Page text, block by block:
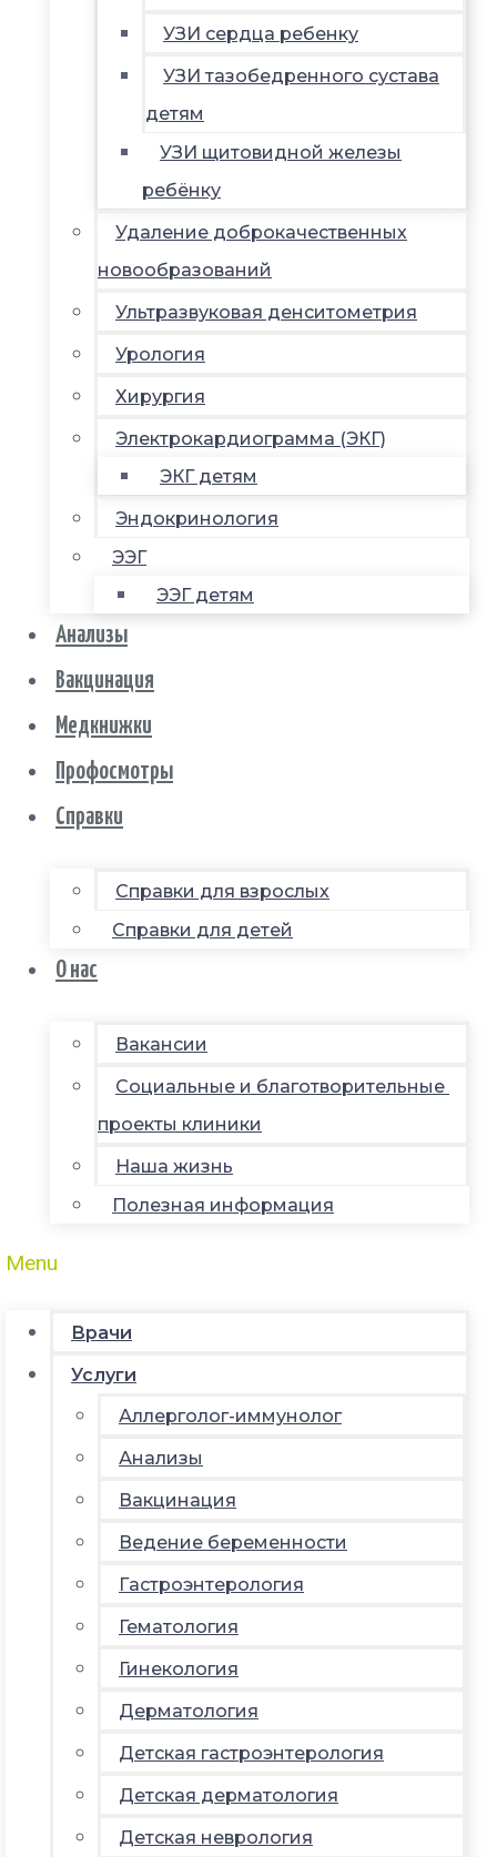
УЗИ сердца ребенку
УЗИ тазобедренного сустава
детям
УЗИ щитовидной железы
ребёнку
Удаление доброкачественных
новообразований
Ультразвуковая денситометрия
Урология
Хирургия
Электрокардиограмма (ЭКГ)
ЭКГ детям
Эндокринология
ЭЭГ
ЭЭГ детям
Анализы
Вакцинация
Медкнижки
Профосмотры
Справки
Справки для взрослых
Справки для детей
О нас
Вакансии
Социальные и благотворительные
проекты клиники
Наша жизнь
Полезная информация
Menu
Врачи
Услуги
Аллерголог-иммунолог
Анализы
Вакцинация
Ведение беременности
Гастроэнтерология
Гематология
Гинекология
Дерматология
Детская гастроэнтерология
Детская дерматология
Детская неврология